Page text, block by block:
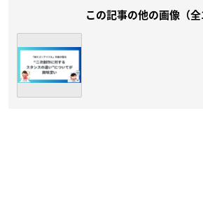
この記事の他の画像（全